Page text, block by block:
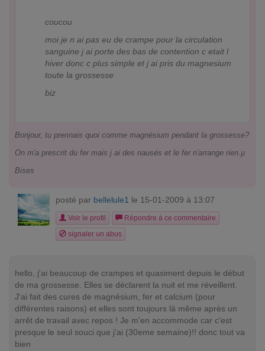
coucou
moi je n ai pas eu de crampe pour la circulation
sanguine j ai porte des bas de contention c etait l
hiver donc c plus simple et j ai pris du magnesium
toute la grossesse
biz
Bonjour, tu prennais quoi comme magnésium pendant la grossesse?
On m'a prescrit du fer mais j ai des nausés et le fer n'arrange rien.µ
Bises
posté par bellelule1 le 15-01-2009 à 13:07
Voir le profil
Répondre à ce commentaire
signaler un abus
hello, j'ai beaucoup de crampes et quasiment depuis le début
de ma grossesse. Elles se déclarent la nuit et me réveillent.
J'ai fait des cures de magnésium, fer et calcium (pour
différentes raisons) et elles sont toujours là même après un
arrêt de travail avec repos ! Je m'en accommode car c'est
presque le seul souci que j'ai (30eme semaine)!! donc tout va
bien